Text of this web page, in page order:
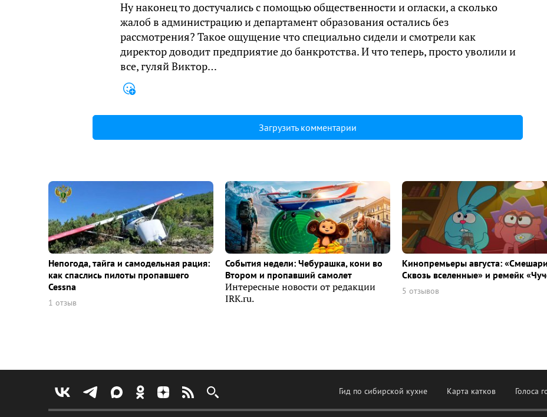
Ну наконец то достучались с помощью общественности и огласки, а сколько
жалоб в администрацию и департамент образования остались без
рассмотрения? Такое ощущение что специально сидели и смотрели как
директор доводит предприятие до банкротства. И что теперь, просто уволили и
все, гуляй Виктор…
Загрузить комментарии
Непогода, тайга и самодельная рация:
как спаслись пилоты пропавшего
Cessna
1 отзыв
События недели: Чебурашка, кони во
Втором и пропавший самолет
Интересные новости от редакции
IRK.ru.
Кинопремьеры августа:
Сквозь вселенные» и ремейк
5 отзывов
Гид по сибирской кухне Карта катков Голоса